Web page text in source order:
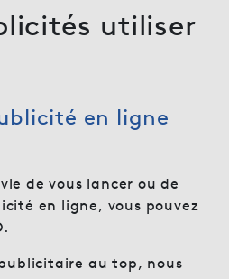
utiliser
en ligne
de vous lancer ou de
en ligne, vous pouvez
au top, nous